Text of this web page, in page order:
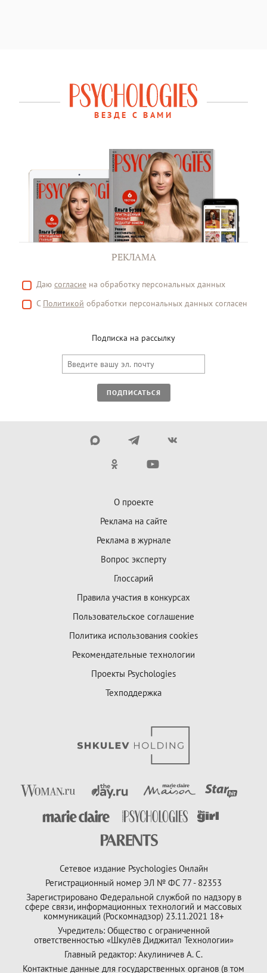
ВЕЗДЕ С ВАМИ
РЕКЛАМА
Даю согласие на обработку персональных данных
С Политикой обработки персональных данных согласен
Подписка на рассылку
ПОДПИСАТЬСЯ
О проекте
Реклама на сайте
Реклама в журнале
Вопрос эксперту
Глоссарий
Правила участия в конкурсах
Пользовательское соглашение
Политика использования cookies
Рекомендательные технологии
Проекты Psychologies
Техподдержка
Сетевое издание Psychologies Онлайн
Регистрационный номер ЭЛ № ФС 77 - 82353
Зарегистрировано Федеральной службой по надзору в
сфере связи, информационных технологий и массовых
коммуникаций (Роскомнадзор) 23.11.2021 18+
Учредитель: Общество с ограниченной
ответственностью «Шкулёв Диджитал Технологии»
Главный редактор: Акулиничев А. С.
Контактные данные для государственных органов (в том